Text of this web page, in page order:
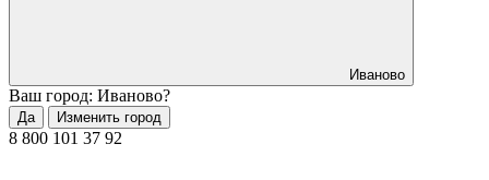
Иваново
Ваш город: Иваново?
Да Изменить город
8 800 101 37 92